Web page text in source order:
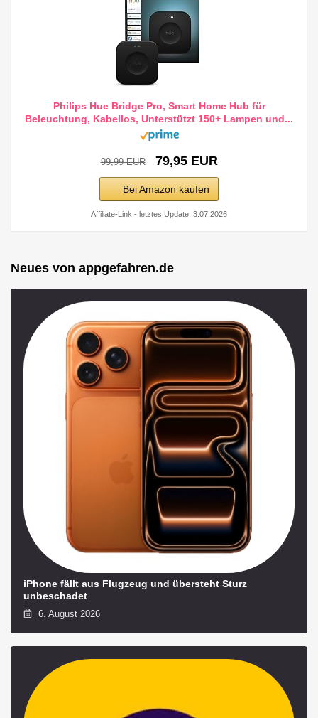
Philips Hue Bridge Pro, Smart Home Hub für
Beleuchtung, Kabellos, Unterstützt 150+ Lampen und...
99,99 EUR 79,95 EUR
Bei Amazon kaufen
Affiliate-Link - letztes Update: 3.07.2026
Neues von appgefahren.de
iPhone fällt aus Flugzeug und übersteht Sturz
unbeschadet
6. August 2026